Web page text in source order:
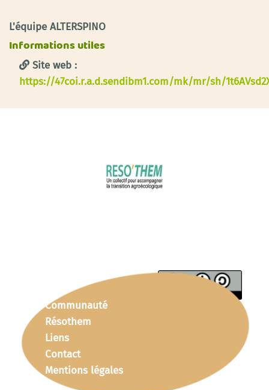
L'équipe ALTERSPINO
Informations utiles
Site web :
https://47coi.r.a.d.sendibm1.com/mk/mr/sh/
Communauté
Résothem
Liens
Contact
Mentions légales